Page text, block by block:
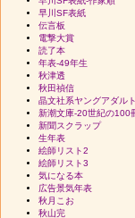
早川SF表紙
伝言板
電撃大賞
読了本
年表-49年生
秋津透
秋田禎信
晶文社系ヤングアダルト
新潮文庫-20世紀の100
新聞スクラップ
生年表
絵師リスト2
絵師リスト3
気になる本
広告景気年表
秋月こお
秋山完